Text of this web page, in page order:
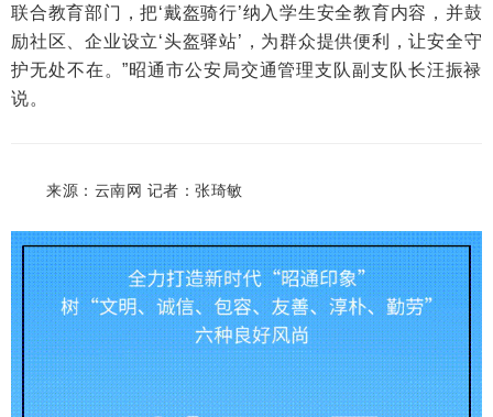
联合教育部门，把‘戴盔骑行’纳入学生安全教育内容，并鼓
励社区、企业设立‘头盔驿站’，为群众提供便利，让安全守
护无处不在。”昭通市公安局交通管理支队副支队长汪振禄
说。
来源：云南网 记者：张琦敏